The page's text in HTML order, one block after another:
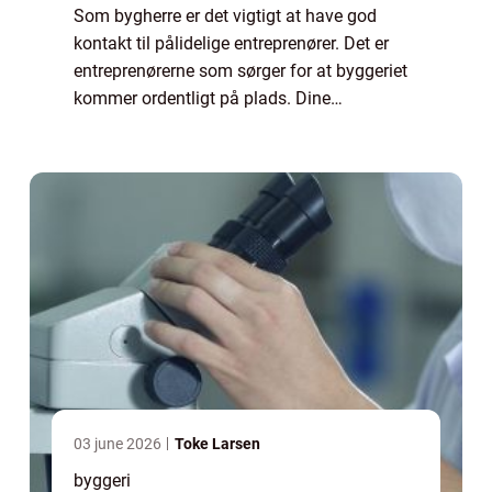
Som bygherre er det vigtigt at have god
kontakt til pålidelige entreprenører. Det er
entreprenørerne som sørger for at byggeriet
kommer ordentligt på plads. Dine
03 june 2026 Toke Larsen
byggeri